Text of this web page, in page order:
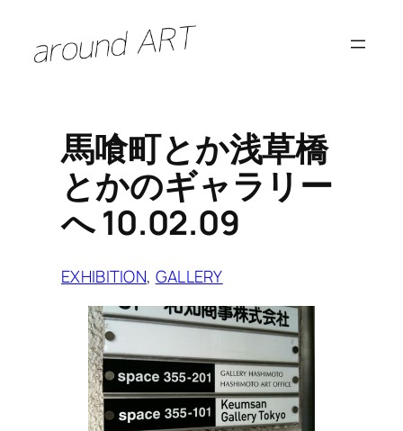
馬喰町とか浅草橋
とかのギャラリー
へ 10.02.09
EXHIBITION, GALLERY